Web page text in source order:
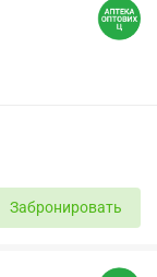
Забронировать